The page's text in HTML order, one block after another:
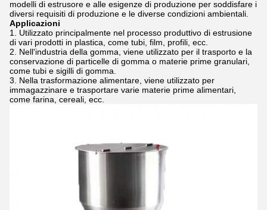
modelli di estrusore e alle esigenze di produzione per soddisfare i
diversi requisiti di produzione e le diverse condizioni ambientali.
Applicazioni
Utilizzato principalmente nel processo produttivo di estrusione
di vari prodotti in plastica, come tubi, film, profili, ecc.
Nell'industria della gomma, viene utilizzato per il trasporto e la
conservazione di particelle di gomma o materie prime granulari,
come tubi e sigilli di gomma.
Nella trasformazione alimentare, viene utilizzato per
immagazzinare e trasportare varie materie prime alimentari,
come farina, cereali, ecc.